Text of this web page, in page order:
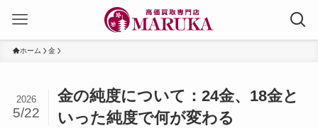
ホーム 金
金の純度について：24金、18金と
いった純度で何が変わる
2026
5/22